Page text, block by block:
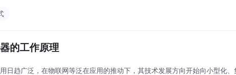
的工作原理
日趋广泛，在物联网等泛在应用的推动下，其技术发展方向开始向小型化